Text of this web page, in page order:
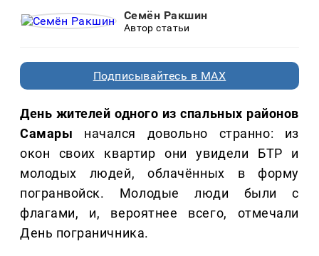
Семён Ракшин
Автор статьи
Подписывайтесь в MAX
День жителей одного из спальных районов
Самары начался довольно странно: из
окон своих квартир они увидели БТР и
молодых людей, облачённых в форму
погранвойск. Молодые люди были с
флагами, и, вероятнее всего, отмечали
День пограничника.